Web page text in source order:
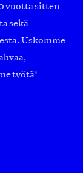
vuotta sitten
sekä
Uskomme
työtä!